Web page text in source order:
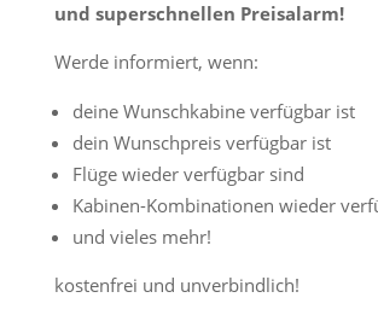
und superschnellen Preisalarm!
Werde informiert, wenn:
deine Wunschkabine verfügbar ist
dein Wunschpreis verfügbar ist
Flüge wieder verfügbar sind
Kabinen-Kombinationen wieder
und vieles mehr!
kostenfrei und unverbindlich!